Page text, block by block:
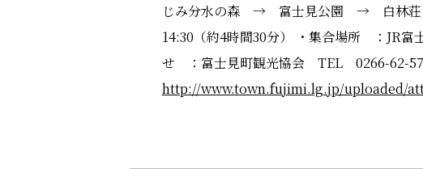
じみ分水の森 → 富士見公園 → 白林荘
14:30（約4時間30分） ・集合場所 ：JR
せ ：富士見町観光協会 TEL 0266-62-
http://www.town.fujimi.lg.jp/uploaded/